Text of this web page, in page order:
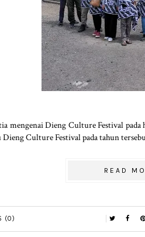
mengenai Dieng Culture Festival
Culture Festival pada tahun
READ
(0)